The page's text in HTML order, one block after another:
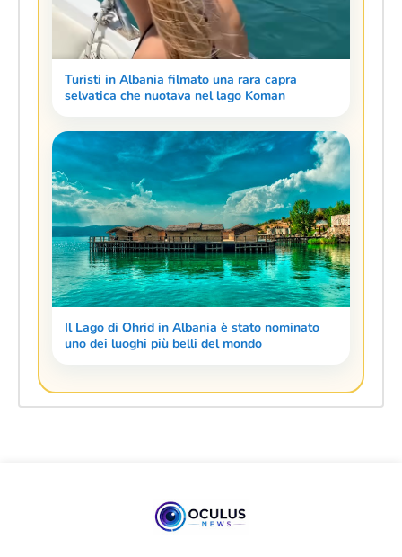
Turisti in Albania filmato una rara capra
selvatica che nuotava nel lago Koman
Il Lago di Ohrid in Albania è stato nominato
uno dei luoghi più belli del mondo